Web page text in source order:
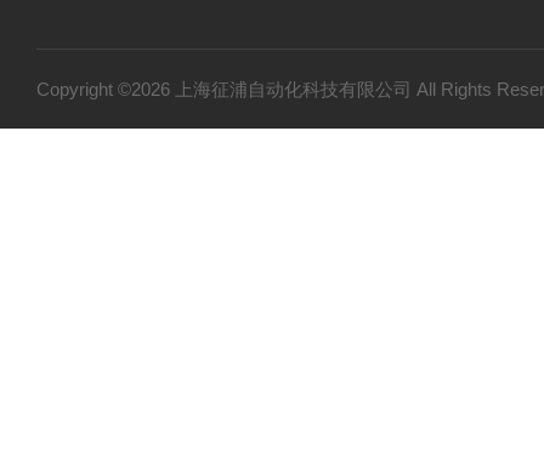
Copyright ©2026 上海征浦自动化科技有限公司 All Rights